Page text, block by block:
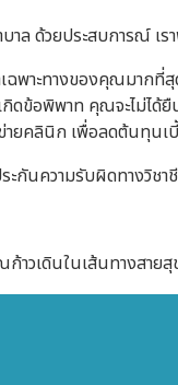
าล ด้วยประสบการณ์ เ
ฉพาะทางของคุณมากที่
ดข้อพิพาท คุณจะไม่ได้ยื
ายคลินิก เพื่อลดต้นทุน
ะกันความรับผิดทางวิชา
วเดินในเส้นทางสายสุ